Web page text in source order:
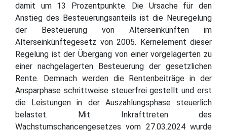
damit um 13 Prozentpunkte. Die Ursache für den
Anstieg des Besteuerungsanteils ist die Neuregelung
der Besteuerung von Alterseinkünften im
Alterseinkünftegesetz von 2005. Kernelement dieser
Regelung ist der Übergang von einer vorgelagerten zu
einer nachgelagerten Besteuerung der gesetzlichen
Rente. Demnach werden die Rentenbeiträge in der
Ansparphase schrittweise steuerfrei gestellt und erst
die Leistungen in der Auszahlungsphase steuerlich
belastet. Mit Inkrafttreten des
Wachstumschancengesetzes vom 27.03.2024 wurde